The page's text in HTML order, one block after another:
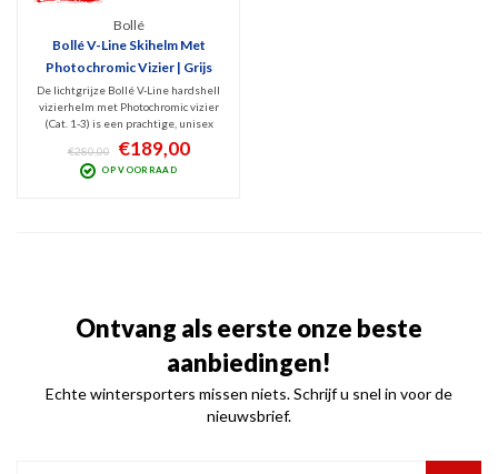
Bollé
Bollé V-Line Skihelm Met
Photochromic Vizier | Grijs
De lichtgrijze Bollé V-Line hardshell
vizierhelm met Photochromic vizier
(Cat. 1-3) is een prachtige, unisex
skihelm van indrukwekkende
kwaliteit en pasvorm. Veilig en
geschikt voor alle disciplines.
€280,00 €189,00
OP VOORRAAD
Ontvang als eerste onze beste
aanbiedingen!
Echte wintersporters missen niets. Schrijf u snel in voor de
nieuwsbrief.